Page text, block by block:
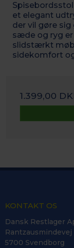
et elegant
der vil gøre
sæde og ryg
slidstærkt
sidekomfort
1.399,00
KONTAKT OS
Dansk Restlager
Rantzausmindevej
5700 Svendborg